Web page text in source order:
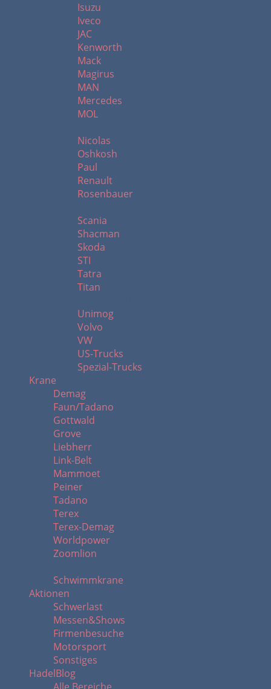
Isuzu
Iveco
JAC
Kenworth
Mack
Magirus
MAN
Mercedes
MOL
Nicolas
Oshkosh
Paul
Renault
Rosenbauer
Scania
Shacman
Skoda
STI
Tatra
Titan
Unimog
Volvo
VW
US-Trucks
Spezial-Trucks
Krane
Demag
Faun/Tadano
Gottwald
Grove
Liebherr
Link-Belt
Mammoet
Peiner
Tadano
Terex
Terex-Demag
Worldpower
Zoomlion
Schwimmkrane
Aktionen
Schwerlast
Messen&Shows
Firmenbesuche
Motorsport
Sonstiges
HadelBlog